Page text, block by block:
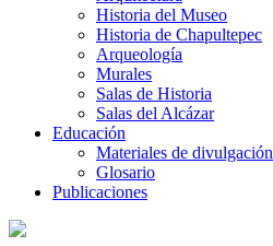
Historia del Museo
Historia de Chapultepec
Arqueología
Murales
Salas de Historia
Salas del Alcázar
Educación
Materiales de divulgación
Glosario
Publicaciones